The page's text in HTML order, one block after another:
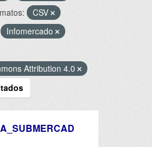
CSV
Infomercado
Attribution 4.0